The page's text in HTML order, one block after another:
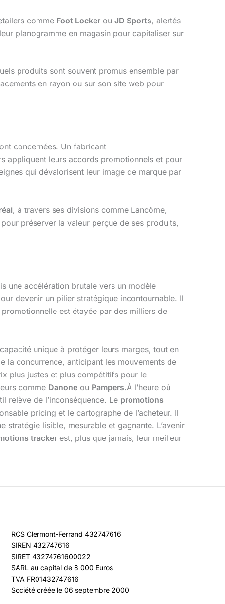
comme Foot Locker ou JD Sports, alertés
planogramme en magasin pour capitaliser sur
produits sont souvent promus ensemble par
en rayon ou sur son site web pour
concernées. Un fabricant
appliquent leurs accords promotionnels et pour
qui dévalorisent leur image de marque par
, à travers ses divisions comme Lancôme,
préserver la valeur perçue de ses produits,
une accélération brutale vers un modèle
devenir un pilier stratégique incontournable. Il
est étayée par des milliers de
unique à protéger leurs marges, tout en
la concurrence, anticipant les mouvements de
plus justes et plus compétitifs pour le
comme Danone ou Pampers.À l’heure où
relève de l’inconséquence. Le promotions
pricing et le cartographe de l’acheteur. Il
lisible, mesurable et gagnante. L’avenir
tracker est, plus que jamais, leur meilleur
RCS Clermont-Ferrand 432747616
SIREN 432747616
SIRET 43274761600022
SARL au capital de 8 000 Euros
TVA FR01432747616
Société créée le 06 septembre 2000